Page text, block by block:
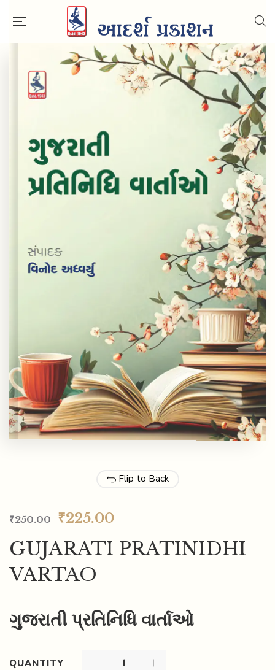
Flip to Back
₹250.00 ₹225.00
GUJARATI PRATINIDHI
VARTAO
ગુજરાતી પ્રતિનિધિ વાર્તાઓ
QUANTITY